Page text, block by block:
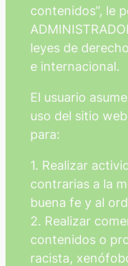
contenidos”, le
leyes de
e internacional.
El usuario
uso del sitio
para:
1. Realizar
contrarias a la
buena fe y al
2. Realizar
contenidos o
racista,